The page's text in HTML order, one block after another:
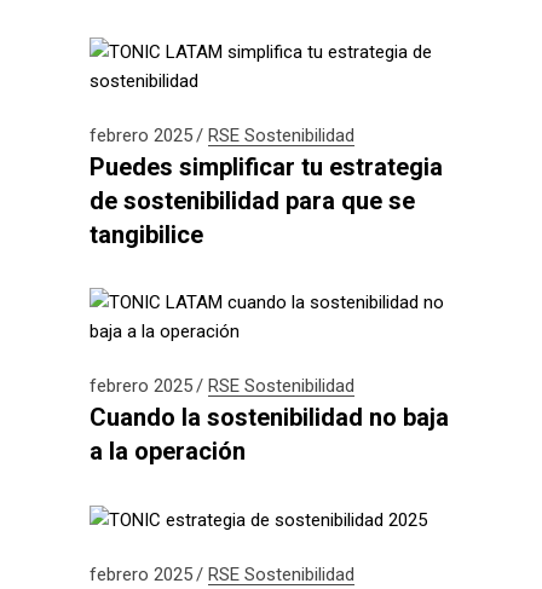
febrero 2025 RSE Sostenibilidad
Puedes simplificar tu estrategia
de sostenibilidad para que se
tangibilice
febrero 2025 RSE Sostenibilidad
Cuando la sostenibilidad no baja
a la operación
febrero 2025 RSE Sostenibilidad